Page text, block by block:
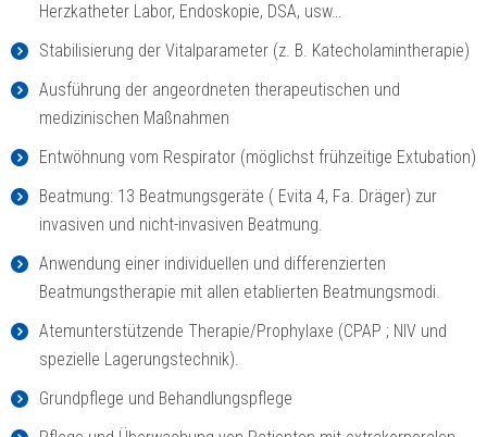
Herzkatheter Labor, Endoskopie, DSA, usw…
Stabilisierung der Vitalparameter (z. B. Katecholamintherapie)
Ausführung der angeordneten therapeutischen und
medizinischen Maßnahmen
Entwöhnung vom Respirator (möglichst frühzeitige Extubation)
Beatmung: 13 Beatmungsgeräte ( Evita 4, Fa. Dräger) zur
invasiven und nicht-invasiven Beatmung.
Anwendung einer individuellen und differenzierten
Beatmungstherapie mit allen etablierten Beatmungsmodi.
Atemunterstützende Therapie/Prophylaxe (CPAP ; NIV und
spezielle Lagerungstechnik).
Grundpflege und Behandlungspflege